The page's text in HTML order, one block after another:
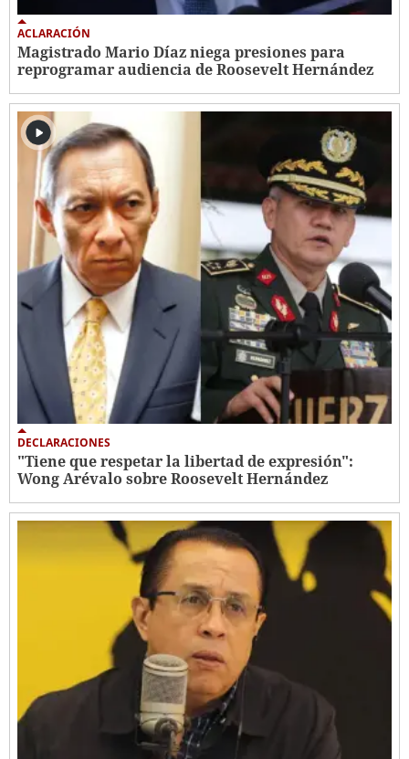
ACLARACIÓN
Magistrado Mario Díaz niega presiones para
reprogramar audiencia de Roosevelt Hernández
DECLARACIONES
"Tiene que respetar la libertad de expresión":
Wong Arévalo sobre Roosevelt Hernández